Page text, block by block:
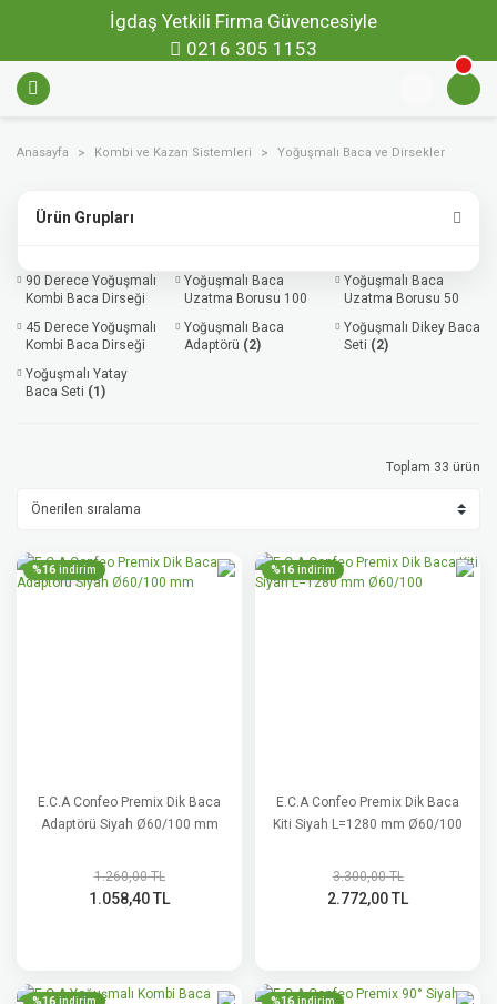
İgdaş Yetkili Firma Güvencesiyle
0216 305 1153
Anasayfa Kombi ve Kazan Sistemleri Yoğuşmalı Baca ve Dirsekler
Ürün Grupları
90 Derece Yoğuşmalı
Kombi Baca Dirseği
Yoğuşmalı Baca
Uzatma Borusu 100
Yoğuşmalı Baca
Uzatma Borusu 50
45 Derece Yoğuşmalı
Kombi Baca Dirseği
Yoğuşmalı Baca
Adaptörü (2)
Yoğuşmalı Dikey Baca
Seti (2)
Yoğuşmalı Yatay
Baca Seti (1)
Toplam 33 ürün
%16 indirim
E.C.A Confeo Premix Dik Baca
Adaptörü Siyah Ø60/100 mm
1.260,00 TL
1.058,40 TL
%16 indirim
E.C.A Confeo Premix Dik Baca
Kiti Siyah L=1280 mm Ø60/100
3.300,00 TL
2.772,00 TL
indirim indirim